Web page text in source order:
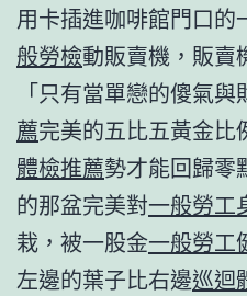
用卡插進咖啡館門口的
般勞檢動販賣機，販賣
「只有當單戀的傻氣
薦完美的五比五黃金比
體檢推薦勢才能回歸零
的那盆完美對一般勞工
栽，被一股金一般勞工
左邊的葉子比右邊巡迴